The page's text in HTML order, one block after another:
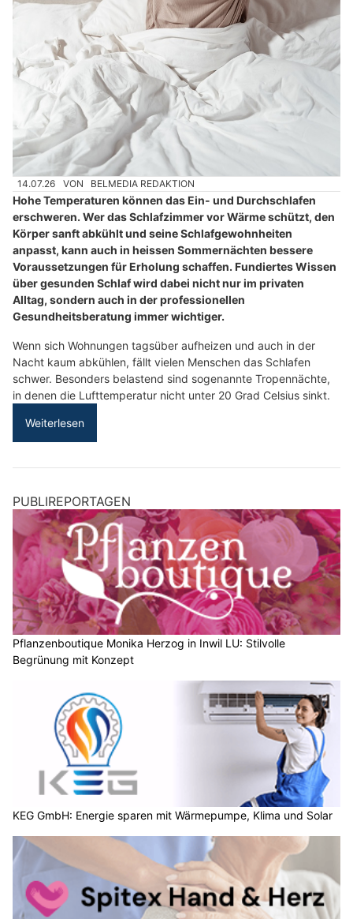
14.07.26 VON BELMEDIA REDAKTION
Hohe Temperaturen können das Ein- und Durchschlafen
erschweren. Wer das Schlafzimmer vor Wärme schützt, den
Körper sanft abkühlt und seine Schlafgewohnheiten
anpasst, kann auch in heissen Sommernächten bessere
Voraussetzungen für Erholung schaffen. Fundiertes Wissen
über gesunden Schlaf wird dabei nicht nur im privaten
Alltag, sondern auch in der professionellen
Gesundheitsberatung immer wichtiger.
Wenn sich Wohnungen tagsüber aufheizen und auch in der
Nacht kaum abkühlen, fällt vielen Menschen das Schlafen
schwer. Besonders belastend sind sogenannte Tropennächte,
in denen die Lufttemperatur nicht unter 20 Grad Celsius sinkt.
Weiterlesen
PUBLIREPORTAGEN
Pflanzenboutique Monika Herzog in Inwil LU: Stilvolle
Begrünung mit Konzept
KEG GmbH: Energie sparen mit Wärmepumpe, Klima und Solar